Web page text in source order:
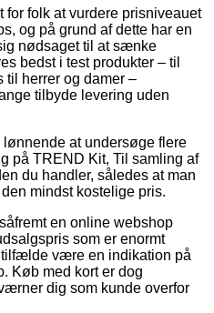
for folk at vurdere prisniveauet
og på grund af dette har en
nødsaget til at sænke
bedst i test produkter – til
til herrer og damer –
tilbyde levering uden
at undersøge flere
på TREND Kit, Til samling af
du handler, således at man
mindst kostelige pris.
en online webshop
som er enormt
være en indikation på
Køb med kort er dog
dig som kunde overfor